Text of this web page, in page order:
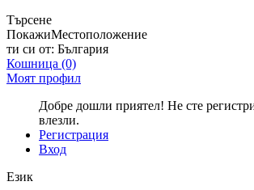
Търсене
ПокажиМестоположение
ти си от: България
Кошница (0)
Моят профил
Добре дошли приятел! Не сте
влезли.
Регистрация
Вход
Език